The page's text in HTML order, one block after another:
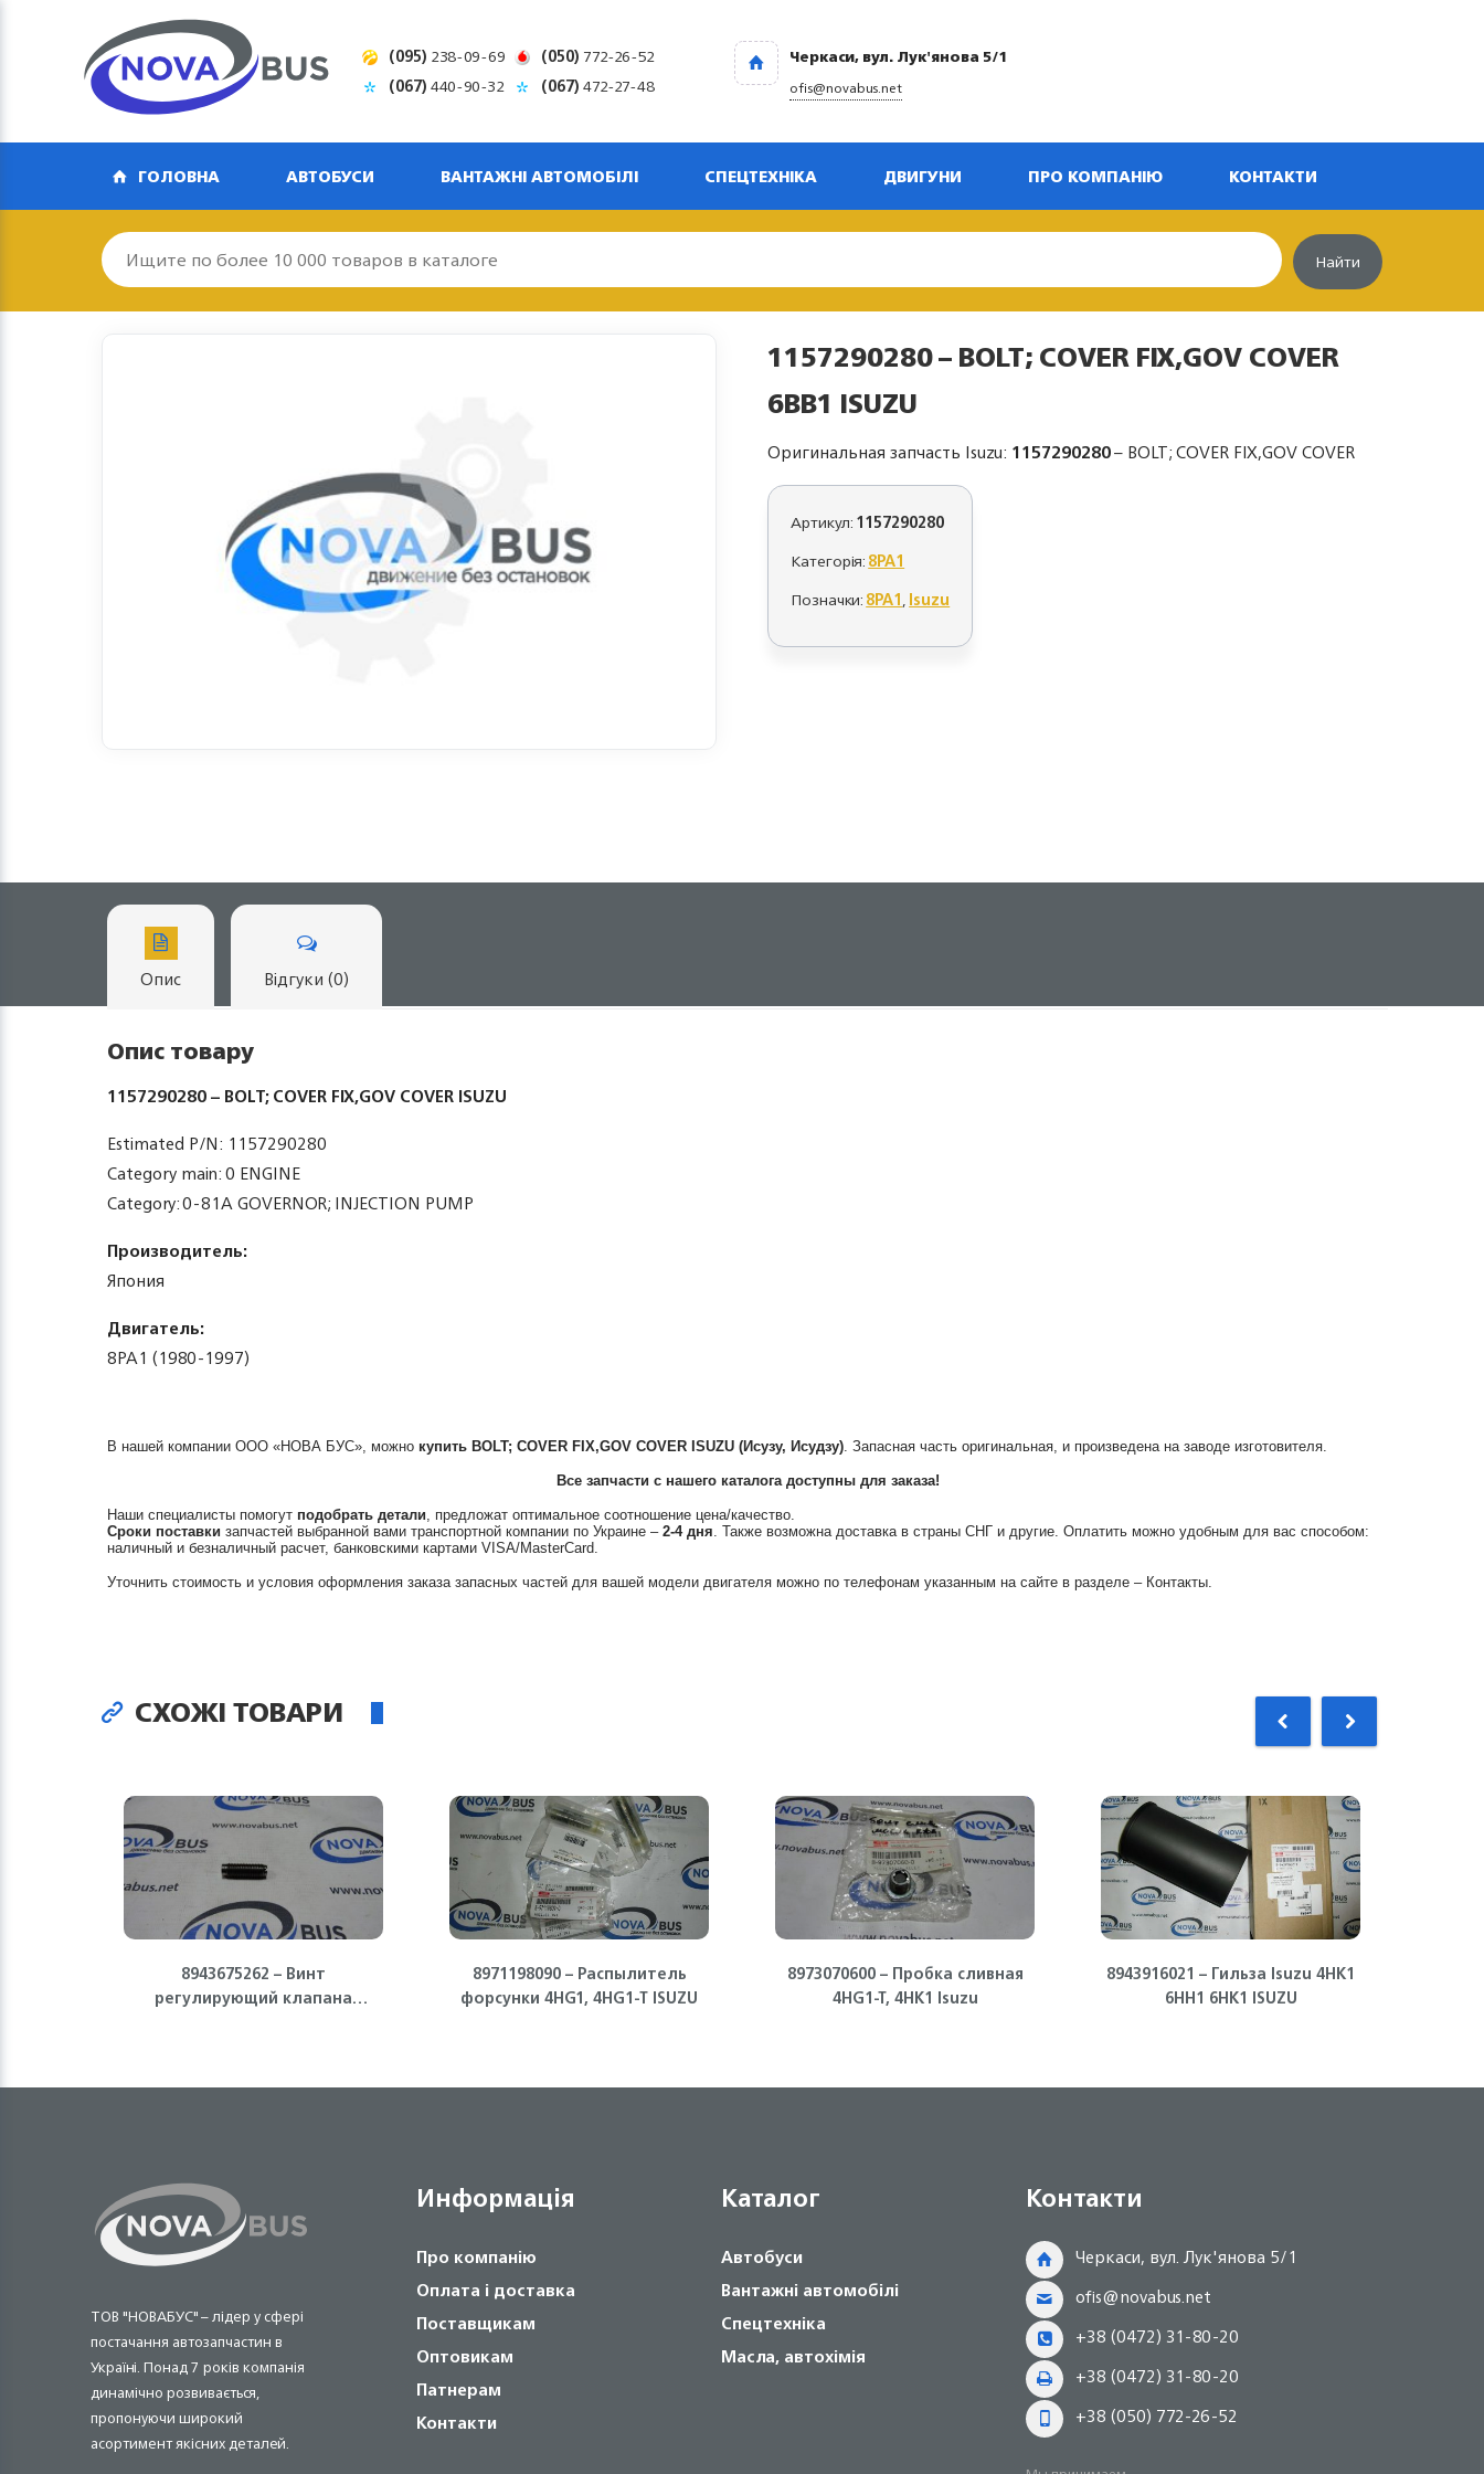
(095) 238-09-69 (050) 772-26-52
(067)440-90-32 (067)472-27-48
Черкаси, вул. Лук'янова 5/1
ofis@novabus.net
ГОЛОВНА АВТОБУСИ ВАНТАЖНІ АВТОМОБІЛІ СПЕЦТЕХНІКА ДВИГУНИ ПРО КОМПАНІЮ КОНТАКТИ
Найти
1157290280 – BOLT; COVER FIX,GOV COVER
6BB1 ISUZU
Оригинальная запчасть Isuzu: 1157290280– BOLT; COVER FIX,GOV COVER
Артикул:1157290280
Категорія:8PA1
Позначки:8PA1,Isuzu
Опис Відгуки (0)
Опис товару
1157290280 – BOLT; COVER FIX,GOV COVER ISUZU
Estimated P/N: 1157290280
Category main: 0 ENGINE
Category: 0-81A GOVERNOR; INJECTION PUMP
Производитель:
Япония
Двигатель:
8PA1 (1980-1997)
В нашей компании ООО «НОВА БУС», можно купить BOLT; COVER FIX,GOV COVER ISUZU (Исузу, Исудзу). Запасная часть оригинальная, и произведена на заводе изготовителя.
Все запчасти с нашего каталога доступны для заказа!
Наши специалисты помогут подобрать детали, предложат оптимальное соотношение цена/качество.
Сроки поставки запчастей выбранной вами транспортной компании по Украине – 2-4 дня. Также возможна доставка в страны СНГ и другие. Оплатить можно удобным для вас способом:
наличный и безналичный расчет, банковскими картами VISA/MasterCard.
Уточнить стоимость и условия оформления заказа запасных частей для вашей модели двигателя можно по телефонам указанным на сайте в разделе – Контакты.
СХОЖІ ТОВАРИ
8943675262 – Винт
регулирующий клапана
8971198090 – Распылитель
форсунки 4HG1, 4HG1-T ISUZU
8973070600 – Пробка сливная
4HG1-T, 4HK1 Isuzu
8943916021 – Гильза Isuzu 4HK1
6HH1 6HK1 ISUZU
ТОВ "НОВАБУС" – лідер у сфері
постачання автозапчастин в
Україні. Понад 7 років компанія
динамічно розвивається,
пропонуючи широкий
асортимент якісних деталей.
Информація
Про компанію
Оплата і доставка
Поставщикам
Оптовикам
Патнерам
Контакти
Каталог
Автобуси
Вантажні автомобілі
Спецтехніка
Масла, автохімія
Контакти
Черкаси, вул. Лук'янова 5/1
ofis@novabus.net
+38 (0472) 31-80-20
+38 (0472) 31-80-20
+38 (050) 772-26-52